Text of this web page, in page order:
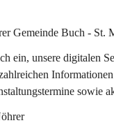
Gemeinde Buch - St.
ein, unsere digitalen
sowie